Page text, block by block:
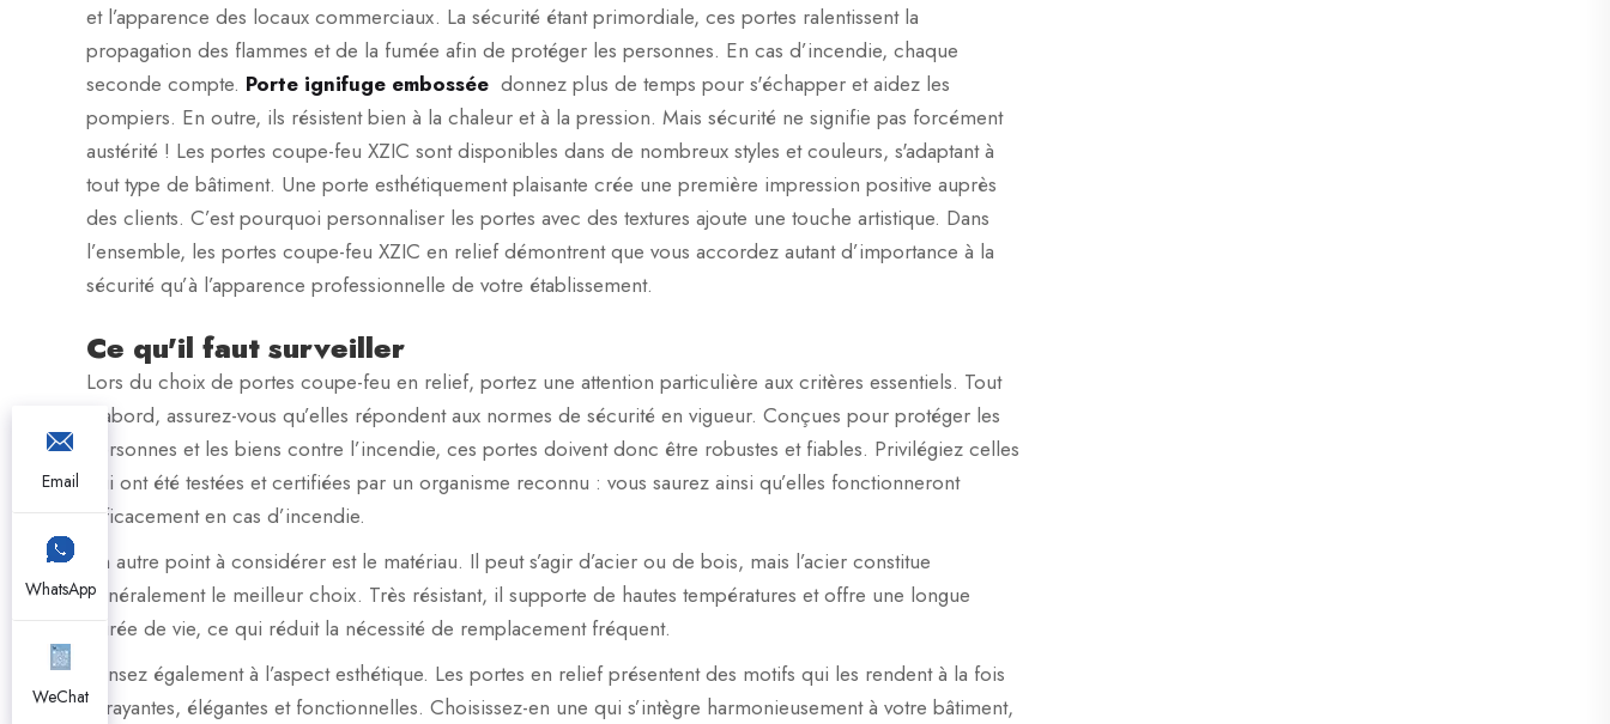
et l’apparence des locaux commerciaux. La sécurité étant primordiale, ces portes ralentissent la
propagation des flammes et de la fumée afin de protéger les personnes. En cas d’incendie, chaque
seconde compte. Porte ignifuge embossée donnez plus de temps pour s'échapper et aidez les
pompiers. En outre, ils résistent bien à la chaleur et à la pression. Mais sécurité ne signifie pas forcément
austérité ! Les portes coupe-feu XZIC sont disponibles dans de nombreux styles et couleurs, s'adaptant à
tout type de bâtiment. Une porte esthétiquement plaisante crée une première impression positive auprès
des clients. C’est pourquoi personnaliser les portes avec des textures ajoute une touche artistique. Dans
l’ensemble, les portes coupe-feu XZIC en relief démontrent que vous accordez autant d’importance à la
sécurité qu’à l’apparence professionnelle de votre établissement.
Ce qu'il faut surveiller
Lors du choix de portes coupe-feu en relief, portez une attention particulière aux critères essentiels. Tout
d’abord, assurez-vous qu’elles répondent aux normes de sécurité en vigueur. Conçues pour protéger les
personnes et les biens contre l’incendie, ces portes doivent donc être robustes et fiables. Privilégiez celles
qui ont été testées et certifiées par un organisme reconnu : vous saurez ainsi qu’elles fonctionneront
efficacement en cas d’incendie.
Un autre point à considérer est le matériau. Il peut s’agir d’acier ou de bois, mais l’acier constitue
généralement le meilleur choix. Très résistant, il supporte de hautes températures et offre une longue
durée de vie, ce qui réduit la nécessité de remplacement fréquent.
Pensez également à l’aspect esthétique. Les portes en relief présentent des motifs qui les rendent à la fois
attrayantes, élégantes et fonctionnelles. Choisissez-en une qui s’intègre harmonieusement à votre bâtiment,
Email
WhatsApp
WeChat